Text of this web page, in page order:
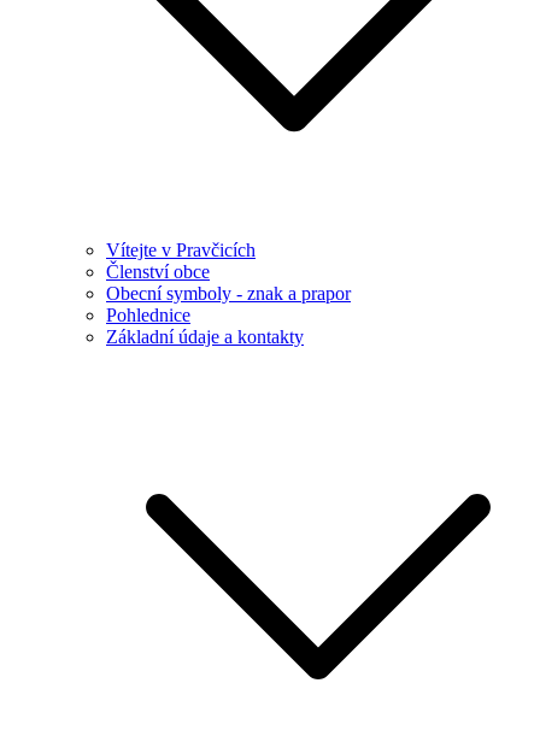
Vítejte v Pravčicích
Členství obce
Obecní symboly - znak a prapor
Pohlednice
Základní údaje a kontakty